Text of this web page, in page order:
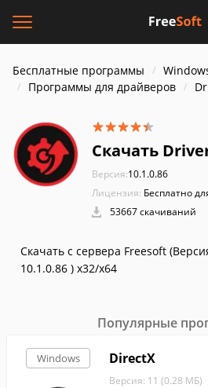
Бесплатные программы
Программы для драйверов
Скачать
Версия:10.1.0.86
Лицензия: Бесплатно
53667 скачиваний
Скачать с сервера Freesoft
10.1.0.86 ) x32/x64
Популярные
Windows DirectX
Версия: 11 (0.28 МБ)